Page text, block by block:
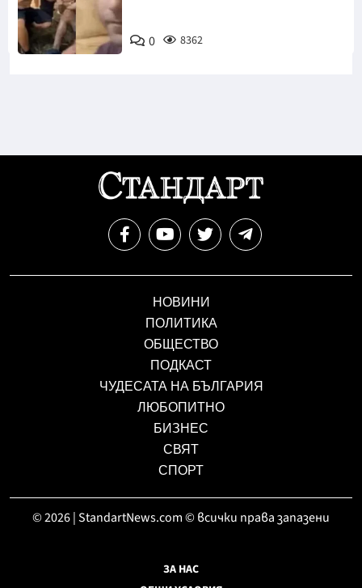
0 8362
НОВИНИ
ПОЛИТИКА
ОБЩЕСТВО
ПОДКАСТ
ЧУДЕСАТА НА БЪЛГАРИЯ
ЛЮБОПИТНО
БИЗНЕС
СВЯТ
СПОРТ
© 2026 | StandartNews.com © всички права запазени
ЗА НАС